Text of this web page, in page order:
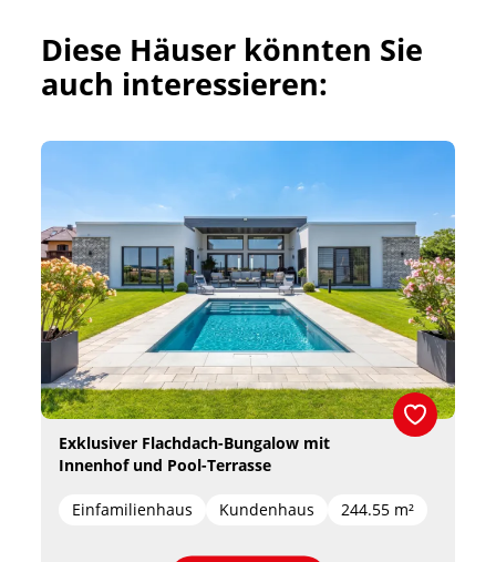
Diese Häuser könnten Sie
auch interessieren:
Exklusiver Flachdach-Bungalow mit
Innenhof und Pool-Terrasse
Einfamilienhaus Kundenhaus 244.55 m²